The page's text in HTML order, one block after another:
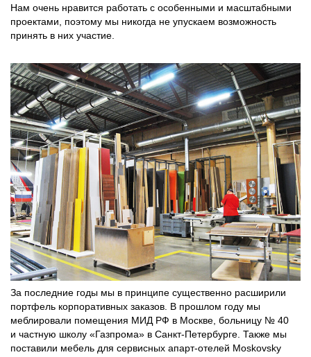
Нам очень нравится работать с особенными и масштабными
проектами, поэтому мы никогда не упускаем возможность
принять в них участие.
За последние годы мы в принципе существенно расширили
портфель корпоративных заказов. В прошлом году мы
меблировали помещения МИД РФ в Москве, больницу № 40
и частную школу «Газпрома» в Санкт-­Петербурге. Также мы
поставили мебель для сервисных апарт-­отелей Moskovsky